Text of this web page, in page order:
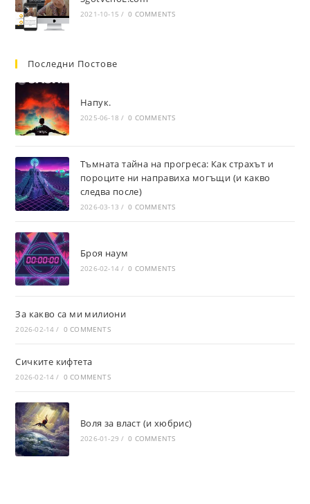
2021-10-15 / 0 COMMENTS
Последни Постове
Напук.
2025-06-18 / 0 COMMENTS
Тъмната тайна на прогреса: Как страхът и
пороците ни направиха могъщи (и какво
следва после)
2026-03-13 / 0 COMMENTS
Броя наум
2026-02-14 / 0 COMMENTS
За какво са ми милиони
2026-02-14 / 0 COMMENTS
Сичките кифтета
2026-02-14 / 0 COMMENTS
Воля за власт (и хюбрис)
2026-01-29 / 0 COMMENTS